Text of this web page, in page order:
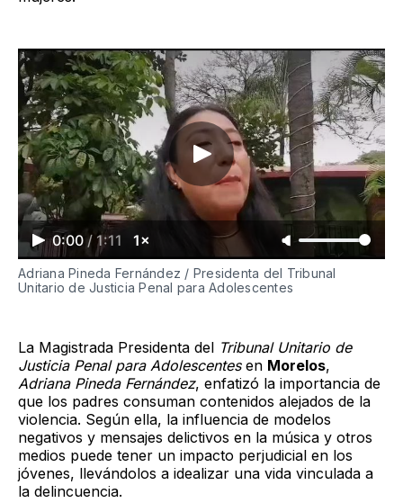
0:00 / 1:11 1×
Adriana Pineda Fernández / Presidenta del Tribunal
Unitario de Justicia Penal para Adolescentes
La Magistrada Presidenta del Tribunal Unitario de
Justicia Penal para Adolescentesen Morelos,
Adriana Pineda Fernández, enfatizó la importancia de
que los padres consuman contenidos alejados de la
violencia. Según ella, la influencia de modelos
negativos y mensajes delictivos en la música y otros
medios puede tener un impacto perjudicial en los
jóvenes, llevándolos a idealizar una vida vinculada a
la delincuencia.